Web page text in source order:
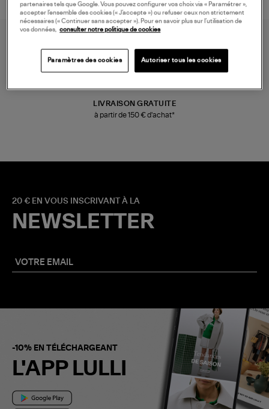
LIVRAISON GRATUITE
à partir de 150 € d'achat*
20 € EN VOUS INSCRIVANT À LA
NEWSLETTER
-10% EN TÉLÉCHARGEANT
L'APP LULLI
partenaires tels que Google. Vous pouvez configurer vos choix via « Paramétrer »,
accepter l’ensemble des cookies (« J’accepte ») ou refuser ceux non strictement
nécessaires (« Continuer sans accepter »). Pour en savoir plus sur l’utilisation de
vos données, consulter notre politique de cookies
Paramètres des cookies Autoriser tous les cookies